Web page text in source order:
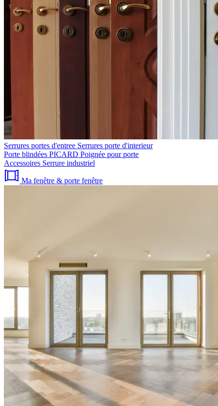
Serrures portes d'entree Serrures porte d'interieur
Porte blindées PICARD Poignée pour porte
Accessoires Serrure industriel
Ma fenêtre & porte fenêtre